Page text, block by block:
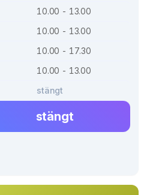
10.00 - 13.00
10.00 - 13.00
10.00 - 17.30
10.00 - 13.00
stängt
stängt